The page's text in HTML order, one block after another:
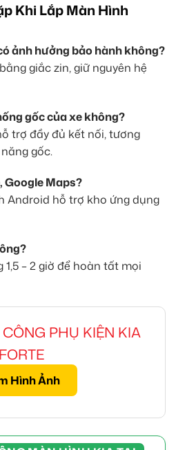
Khi Lắp Màn Hình
ảnh hưởng bảo hành không?
giắc zin, giữ nguyên hệ
gốc của xe không?
trợ đầy đủ kết nối, tương
gốc.
Google Maps?
Android hỗ trợ kho ứng dụng
– 2 giờ để hoàn tất mọi
PHỤ KIỆN KIA
FORTE
Hình Ảnh